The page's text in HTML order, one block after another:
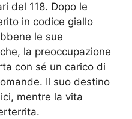
del 118. Dopo le
in codice giallo
le sue
la preoccupazione
con sé un carico di
Il suo destino
mentre la vita